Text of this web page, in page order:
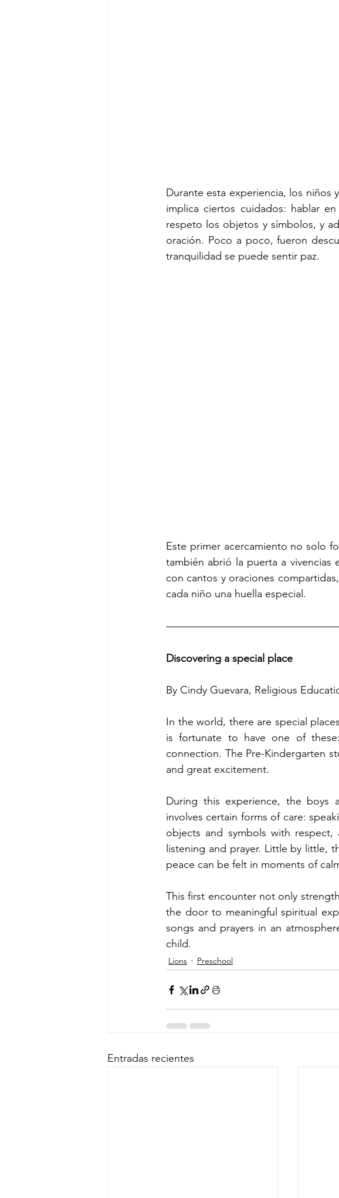
Durante esta experiencia, los niños
implica ciertos cuidados: hablar
respeto los objetos y símbolos, y
oración. Poco a poco, fueron
tranquilidad se puede sentir paz.
Este primer acercamiento no solo
también abrió la puerta a vivencias
con cantos y oraciones
cada niño una huella especial.
Discovering a special place
By Cindy Guevara, Religious
In the world, there are special
is fortunate to have one of
connection. The Pre-Kindergarten
and great excitement.
During this experience, the
involves certain forms of care:
objects and symbols with
listening and prayer. Little by little,
peace can be felt in moments of
This first encounter not only
the door to meaningful spiritual
songs and prayers in an
child.
Lions Preschool
Entradas recientes